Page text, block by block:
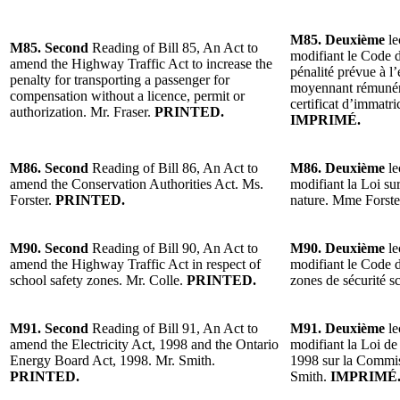
M85. Second Reading of Bill 85, An Act to
amend the Highway Traffic Act to increase the
penalty for transporting a passenger for
compensation without a licence, permit or
authorization. Mr. Fraser. PRINTED.
M85. Deuxième
modifiant le Code
pénalité prévue à
moyennant
certificat
IMPRIMÉ.
M86. Second Reading of Bill 86, An Act to
amend the Conservation Authorities Act. Ms.
Forster. PRINTED.
M86. Deuxième
modifiant la Loi
nature. Mme
M90. Second Reading of Bill 90, An Act to
amend the Highway Traffic Act in respect of
school safety zones. Mr. Colle. PRINTED.
M90. Deuxième
modifiant le Code
zones de sécurité
M91. Second Reading of Bill 91, An Act to
amend the Electricity Act, 1998 and the Ontario
Energy Board Act, 1998. Mr. Smith.
PRINTED.
M91. Deuxième
modifiant la Loi de
1998 sur la
Smith. IMPRIMÉ.